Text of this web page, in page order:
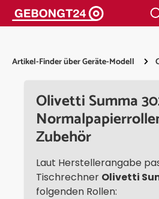
springen
Artikel-Finder über Geräte-Modell
Olivetti Summa
Zubehör
Laut Herstellerangabe
Tischrechner Olivetti
folgenden Rollen: